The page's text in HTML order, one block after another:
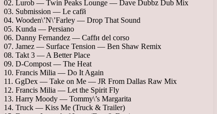
02. Lurob — Twin Peaks Lounge — Dave Dubbz Dub Mix
03. Submission — Le cafй
04. Wooden\’N\’Farley — Drop That Sound
05. Kunda — Persiano
06. Danny Fernandez — Caffи del corso
07. Jamez — Surface Tension — Ben Shaw Remix
08. Takt 3 — A Better Place
09. D-Compost — The Heat
10. Francis Milia — Do It Again
11. GgDex — Take on Me — JR From Dallas Raw Mix
12. Francis Milia — Let the Spirit Fly
13. Harry Moody — Tommy\’s Margarita
14. Truck — Kiss Me (Truck & Trailer)